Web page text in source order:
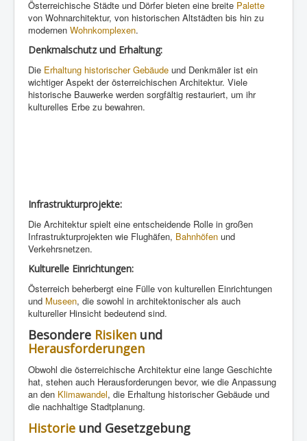
Österreichische Städte und Dörfer bieten eine breite Palette
von Wohnarchitektur, von historischen Altstädten bis hin zu
modernen Wohnkomplexen.
Denkmalschutz und Erhaltung:
Die Erhaltung historischer Gebäude und Denkmäler ist ein
wichtiger Aspekt der österreichischen Architektur. Viele
historische Bauwerke werden sorgfältig restauriert, um ihr
kulturelles Erbe zu bewahren.
Infrastrukturprojekte:
Die Architektur spielt eine entscheidende Rolle in großen
Infrastrukturprojekten wie Flughäfen, Bahnhöfen und
Verkehrsnetzen.
Kulturelle Einrichtungen:
Österreich beherbergt eine Fülle von kulturellen Einrichtungen
und Museen, die sowohl in architektonischer als auch
kultureller Hinsicht bedeutend sind.
Besondere Risiken und
Herausforderungen
Obwohl die österreichische Architektur eine lange Geschichte
hat, stehen auch Herausforderungen bevor, wie die Anpassung
an den Klimawandel, die Erhaltung historischer Gebäude und
die nachhaltige Stadtplanung.
Historie und Gesetzgebung